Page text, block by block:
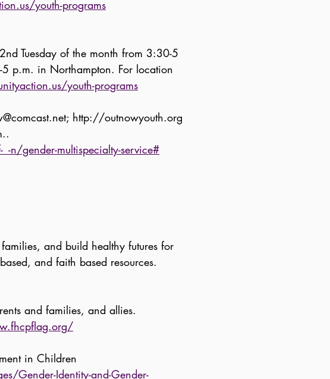
youth-programs
Tuesday of the month from 3:30-5
p.m. in Northampton. For location
youth-programs
; http://outnowyouth.org
5 – 7 p.m..
n/gender-multispecialty-service#
and build healthy futures for
and faith based resources.
and families, and allies.
in Children
Gender-Identity-and-Gender-